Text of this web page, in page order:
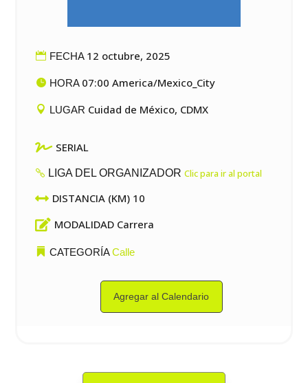
FECHA 12 octubre, 2025
HORA 07:00 America/Mexico_City
LUGAR Cuidad de México, CDMX
 SERIAL
LIGA DEL ORGANIZADOR Clic para ir al portal
 DISTANCIA (KM) 10
 MODALIDAD Carrera
CATEGORÍACalle
Agregar al Calendario